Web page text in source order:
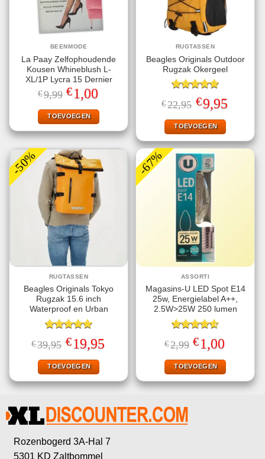
BEENMODE
La Paay Zelfophoudende
Kousen Whineblush L-
XL/1P Lycra 15 Dernier
€9,99 Oorspronkelijke
prijs
was:
€9,99.
€1,00
is:
€1,00.
TOEVOEGEN
RUGTASSEN
Beagles Originals Outdoor
Rugzak Okergeel
Gewaardeerd
5.00uit 5
€22,95 Oorspronkelijke
prijs
was:
€22,95.
€9,95prijs
TOEVOEGEN
-50%
RUGTASSEN
Beagles Originals Tokyo
Rugzak 15.6 inch
Waterproof en Urban
Gewaardeerd
5.00uit 5
€39,95 Oorspronkelijke
prijs
was:
€39,95.
€19,95prijs
TOEVOEGEN
-67%
ASSORTI
Magasins-U LED Spot E14
25w, Energielabel A++,
2.5W>25W 250 lumen
Gewaardeerd
4.60uit 5
€2,99 Oorspronkelijke
prijs
was:
€2,99.
€1,00
is:
€1,00.
TOEVOEGEN
Rozenbogerd 3A-Hal 7
5301 KD Zaltbommel